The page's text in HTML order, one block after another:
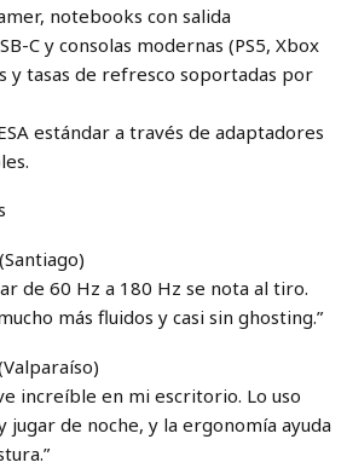
notebooks con salida
C y consolas modernas (PS5, Xbox
y tasas de refresco soportadas por
estándar a través de adaptadores
de 60 Hz a 180 Hz se nota al tiro.
más fluidos y casi sin ghosting.”
(Valparaíso)
increíble en mi escritorio. Lo uso
jugar de noche, y la ergonomía ayuda